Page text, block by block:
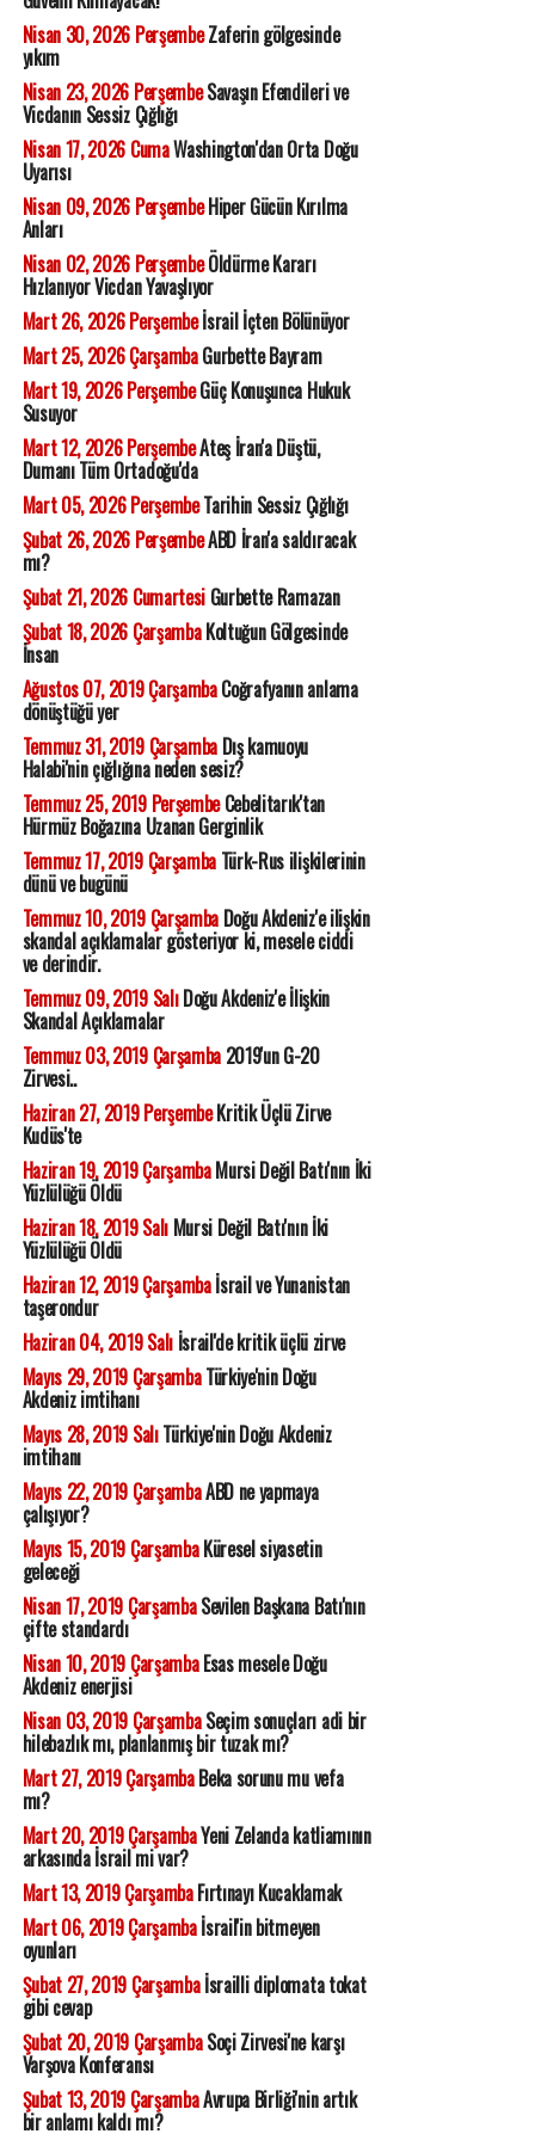
Nisan 30, 2026 PerşembeZaferin gölgesinde
yıkım
Nisan 23, 2026 PerşembeSavaşın Efendileri ve
Vicdanın Sessiz Çığlığı
Nisan 17, 2026 CumaWashington'dan Orta Doğu
Uyarısı
Nisan 09, 2026 PerşembeHiper Gücün Kırılma
Anları
Nisan 02, 2026 PerşembeÖldürme Kararı
Hızlanıyor Vicdan Yavaşlıyor
Mart 26, 2026 Perşembeİsrail İçten Bölünüyor
Mart 25, 2026 ÇarşambaGurbette Bayram
Mart 19, 2026 PerşembeGüç Konuşunca Hukuk
Susuyor
Mart 12, 2026 PerşembeAteş İran'a Düştü,
Dumanı Tüm Ortadoğu'da
Mart 05, 2026 PerşembeTarihin Sessiz Çığlığı
Şubat 26, 2026 PerşembeABD İran'a saldıracak
mı?
Şubat 21, 2026 CumartesiGurbette Ramazan
Şubat 18, 2026 ÇarşambaKoltuğun Gölgesinde
İnsan
Ağustos 07, 2019 ÇarşambaCoğrafyanın anlama
dönüştüğü yer
Temmuz 31, 2019 ÇarşambaDış kamuoyu
Halabi'nin çığlığına neden sesiz?
Temmuz 25, 2019 PerşembeCebelitarık'tan
Hürmüz Boğazına Uzanan Gerginlik
Temmuz 17, 2019 ÇarşambaTürk-Rus ilişkilerinin
dünü ve bugünü
Temmuz 10, 2019 ÇarşambaDoğu Akdeniz'e ilişkin
skandal açıklamalar gösteriyor ki, mesele ciddi
ve derindir.
Temmuz 09, 2019 SalıDoğu Akdeniz'e İlişkin
Skandal Açıklamalar
Temmuz 03, 2019 Çarşamba2019'un G-20
Zirvesi..
Haziran 27, 2019 PerşembeKritik Üçlü Zirve
Kudüs'te
Haziran 19, 2019 ÇarşambaMursi Değil Batı'nın İki
Yüzlülüğü Öldü
Haziran 18, 2019 SalıMursi Değil Batı'nın İki
Yüzlülüğü Öldü
Haziran 12, 2019 Çarşambaİsrail ve Yunanistan
taşerondur
Haziran 04, 2019 Salıİsrail'de kritik üçlü zirve
Mayıs 29, 2019 ÇarşambaTürkiye'nin Doğu
Akdeniz imtihanı
Mayıs 28, 2019 SalıTürkiye'nin Doğu Akdeniz
imtihanı
Mayıs 22, 2019 ÇarşambaABD ne yapmaya
çalışıyor?
Mayıs 15, 2019 ÇarşambaKüresel siyasetin
geleceği
Nisan 17, 2019 ÇarşambaSevilen Başkana Batı'nın
çifte standardı
Nisan 10, 2019 ÇarşambaEsas mesele Doğu
Akdeniz enerjisi
Nisan 03, 2019 ÇarşambaSeçim sonuçları adi bir
hilebazlık mı, planlanmış bir tuzak mı?
Mart 27, 2019 ÇarşambaBeka sorunu mu vefa
mı?
Mart 20, 2019 ÇarşambaYeni Zelanda katliamının
arkasında İsrail mi var?
Mart 13, 2019 ÇarşambaFırtınayı Kucaklamak
Mart 06, 2019 Çarşambaİsrail'in bitmeyen
oyunları
Şubat 27, 2019 Çarşambaİsrailli diplomata tokat
gibi cevap
Şubat 20, 2019 ÇarşambaSoçi Zirvesi'ne karşı
Varşova Konferansı
Şubat 13, 2019 ÇarşambaAvrupa Birliği'nin artık
bir anlamı kaldı mı?